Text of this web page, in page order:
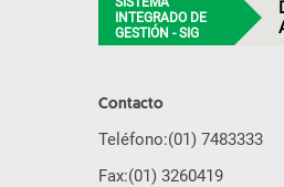
INTEGRADO DE
GESTIÓN - SIG
Contacto
Teléfono:(01) 7483333
Fax:(01) 3260419